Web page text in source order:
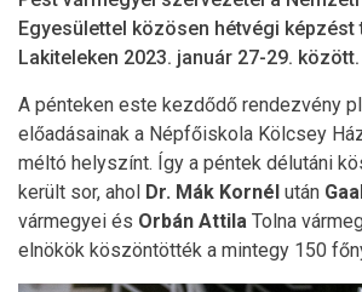
Egyesülettel közösen hétvégi képzést
Lakiteleken 2023. január 27-29. között.
A pénteken este kezdődő rendezvény
előadásainak a Népfőiskola Kölcsey
méltó helyszínt. Így a péntek délutáni
került sor, ahol Dr. Mák Kornél után
vármegyei és Orbán Attila Tolna
elnökök köszöntötték a mintegy 150